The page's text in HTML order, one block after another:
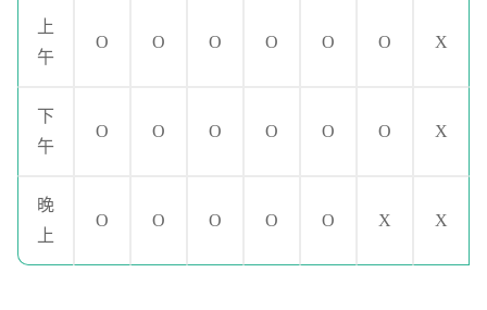
上
午
O O O O O O X
下
午
O O O O O O X
晚
上
O O O O O X X